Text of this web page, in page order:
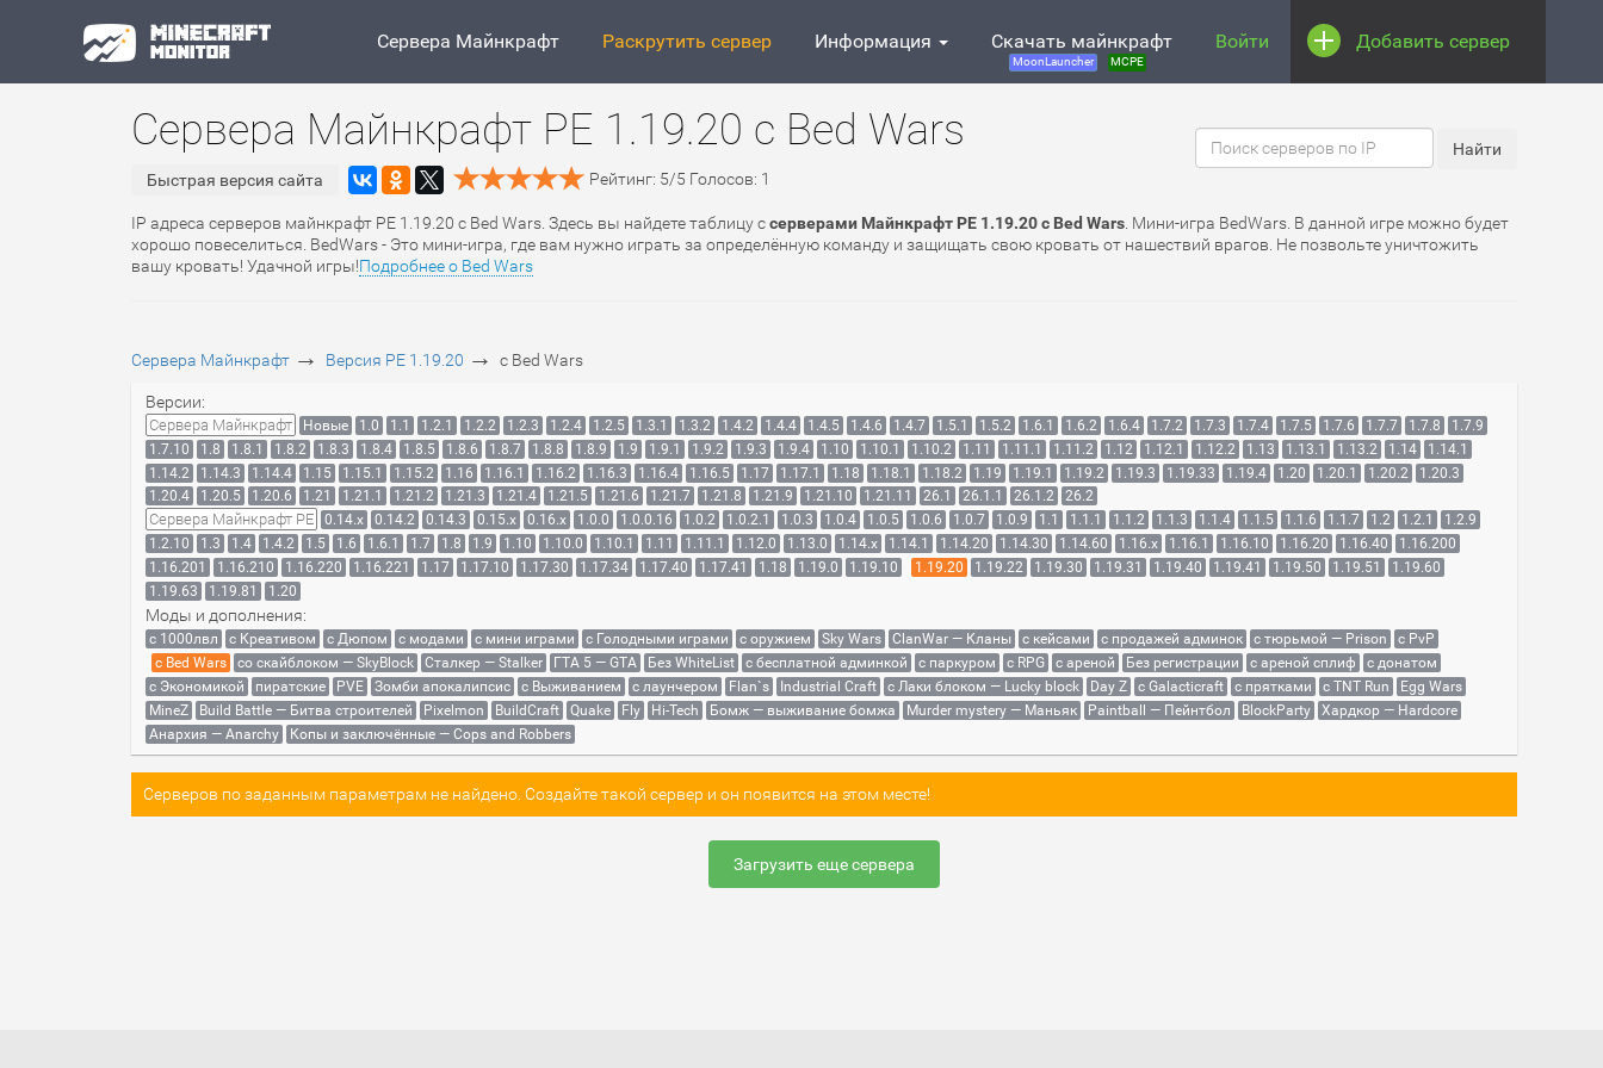
Сервера Майнкрафт Раскрутить сервер Информация Скачать майнкрафт
MoonLauncher MCPE
Войти Добавить сервер
Сервера Майнкрафт PE 1.19.20 с Bed Wars
Быстрая версия сайта Рейтинг: 5/5 Голосов: 1
IP адреса серверов майнкрафт PE 1.19.20 с Bed Wars. Здесь вы найдете таблицу ссерверами Майнкрафт PE 1.19.20 с Bed Wars . Мини-игра BedWars. В данной игре можно будет
хорошо повеселиться. BedWars - Это мини-игра, где вам нужно играть за определённую команду и защищать свою кровать от нашествий врагов. Не позвольте уничтожить
вашу кровать! Удачной игры!Подробнее о Bed Wars
Сервера Майнкрафт → Версия PE 1.19.20 → с Bed Wars
Версии:
Сервера Майнкрафт Новые 1.0 1.1 1.2.1 1.2.2 1.2.3 1.2.4 1.2.5 1.3.1 1.3.2 1.4.2 1.4.4 1.4.5 1.4.6 1.4.7 1.5.1 1.5.2 1.6.1 1.6.2 1.6.4 1.7.2 1.7.3 1.7.4 1.7.5 1.7.6 1.7.7 1.7.8
1.7.9
1.7.10
1.8 1.8.1 1.8.2 1.8.3 1.8.4 1.8.5 1.8.6 1.8.7 1.8.8 1.8.9 1.9 1.9.1 1.9.2 1.9.3 1.9.4 1.10 1.10.1 1.10.2 1.11 1.11.1 1.11.2 1.12 1.12.1 1.12.2 1.13 1.13.1 1.13.2 1.14
1.14.1
1.14.2
1.14.3 1.14.4 1.15 1.15.1 1.15.2 1.16 1.16.1 1.16.2 1.16.3 1.16.4 1.16.5 1.17 1.17.1 1.18 1.18.1 1.18.2 1.19 1.19.1 1.19.2 1.19.3 1.19.33 1.19.4 1.20 1.20.1 1.20.2
1.20.3
1.20.4
1.20.5 1.20.6 1.21 1.21.1 1.21.2 1.21.3 1.21.4 1.21.5 1.21.6 1.21.7 1.21.8 1.21.9 1.21.10 1.21.11 26.1 26.1.1 26.1.2 26.2
Сервера Майнкрафт PE 0.14.x 0.14.2 0.14.3 0.15.x 0.16.x 1.0.0 1.0.0.16 1.0.2 1.0.2.1 1.0.3 1.0.4 1.0.5 1.0.6 1.0.7 1.0.9 1.1 1.1.1 1.1.2 1.1.3 1.1.4 1.1.5 1.1.6 1.1.7 1.2 1.2.1
1.2.9
1.2.10
1.3 1.4 1.4.2 1.5 1.6 1.6.1 1.7 1.8 1.9 1.10 1.10.0 1.10.1 1.11 1.11.1 1.12.0 1.13.0 1.14.x 1.14.1 1.14.20 1.14.30 1.14.60 1.16.x 1.16.1 1.16.10 1.16.20 1.16.40
1.16.200
1.16.201
1.16.210 1.16.220 1.16.221 1.17 1.17.10 1.17.30 1.17.34 1.17.40 1.17.41 1.18 1.19.0 1.19.10 1.19.20 1.19.22 1.19.30 1.19.31 1.19.40 1.19.41 1.19.50 1.19.51
1.19.60
1.19.63
1.19.81 1.20
Моды и дополнения:
с 1000лвл c Креативом с Дюпом с модами с мини играми с Голодными играми с оружием Sky Wars ClanWar — Кланы с кейсами с продажей админок с тюрьмой — Prison
с PvP
с Bed Wars
со скайблоком — SkyBlock Сталкер — Stalker ГТА 5 — GTA Без WhiteList с бесплатной админкой с паркуром с RPG с ареной Без регистрации с ареной сплиф
с донатом
с Экономикой
пиратские PVE Зомби апокалипсис с Выживанием с лаунчером Flan`s Industrial Craft с Лаки блоком — Lucky block Day Z с Galacticraft с прятками с TNT Run
Egg Wars
MineZ
Build Battle — Битва строителей Pixelmon BuildCraft Quake Fly Hi-Tech Бомж — выживание бомжа Murder mystery — Маньяк Paintball — Пейнтбол BlockParty
Хардкор — Hardcore
Анархия — Anarchy
Копы и заключённые — Cops and Robbers
Серверов по заданным параметрам не найдено. Создайте такой сервер и он появится на этом месте!
Загрузить еще сервера